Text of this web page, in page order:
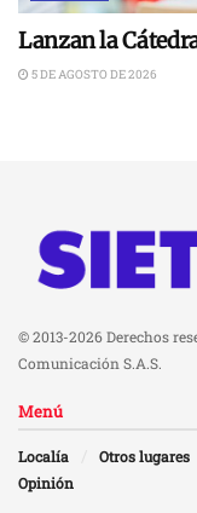
Lanzan la
5 DE AGOSTO DE 2026
© 2013-2026 Derechos
Comunicación S.A.S.
Menú
Localía Otros lugares
Opinión